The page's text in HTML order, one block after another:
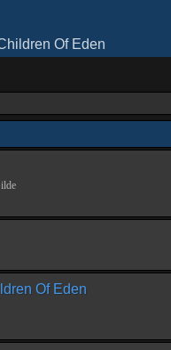
Of Eden
Of Eden